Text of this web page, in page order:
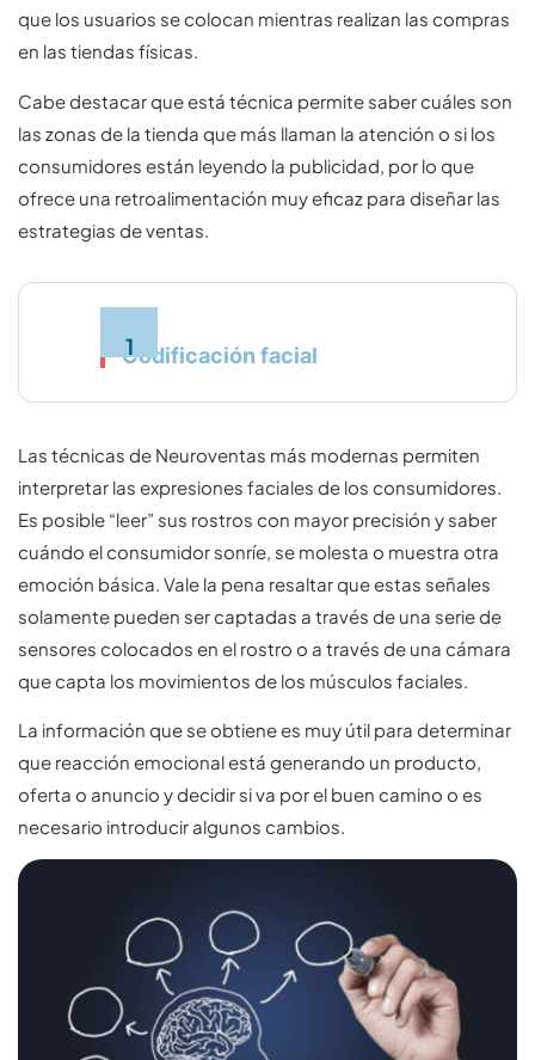
que los usuarios se colocan mientras realizan las compras
en las tiendas físicas.
Cabe destacar que está técnica permite saber cuáles son
las zonas de la tienda que más llaman la atención o si los
consumidores están leyendo la publicidad, por lo que
ofrece una retroalimentación muy eficaz para diseñar las
estrategias de ventas.
Codificación facial
Las técnicas de Neuroventas más modernas permiten
interpretar las expresiones faciales de los consumidores.
Es posible “leer” sus rostros con mayor precisión y saber
cuándo el consumidor sonríe, se molesta o muestra otra
emoción básica. Vale la pena resaltar que estas señales
solamente pueden ser captadas a través de una serie de
sensores colocados en el rostro o a través de una cámara
que capta los movimientos de los músculos faciales.
La información que se obtiene es muy útil para determinar
que reacción emocional está generando un producto,
oferta o anuncio y decidir si va por el buen camino o es
necesario introducir algunos cambios.